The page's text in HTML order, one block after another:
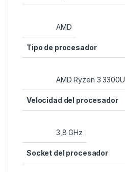
‎AMD
Tipo de procesador
‎AMD Ryzen 3 3300U
Velocidad del procesador
‎3,8 GHz
Socket del procesador